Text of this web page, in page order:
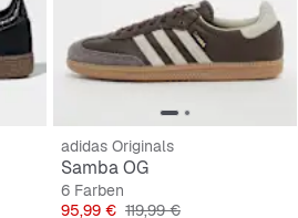
adidas Originals
Samba OG
6 Farben
Preis
95,99 € Originalpreis
119,99 €